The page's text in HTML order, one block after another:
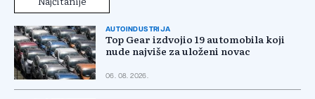
AUTOINDUSTRIJA
Top Gear izdvojio 19 automobila koji
nude najviše za uloženi novac
06. 08. 2026.